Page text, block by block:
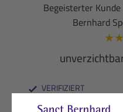
Begeisterter
Bernhard
★★
VERIFIZIERT